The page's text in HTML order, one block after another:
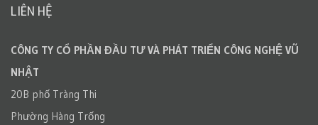
LIÊN HỆ
CÔNG TY CỔ PHẦN ĐẦU TƯ VÀ PHÁT TRIỂN CÔNG NGHỆ VŨ
NHẬT
20B phố Tràng Thi
Phường Hàng Trống